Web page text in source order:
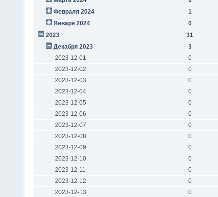
Февраля 2024
1
Января 2024
0
2023
31
Декабря 2023
3
2023-12-01
0
2023-12-02
0
2023-12-03
0
2023-12-04
0
2023-12-05
0
2023-12-06
0
2023-12-07
0
2023-12-08
0
2023-12-09
0
2023-12-10
0
2023-12-11
0
2023-12-12
0
2023-12-13
0